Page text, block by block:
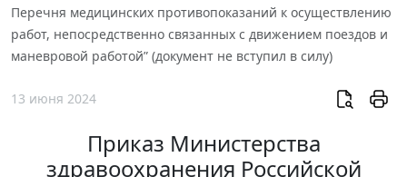
Перечня медицинских противопоказаний к осуществлению
работ, непосредственно связанных с движением поездов и
маневровой работой” (документ не вступил в силу)
13 июня 2024
Приказ Министерства
здравоохранения Российской